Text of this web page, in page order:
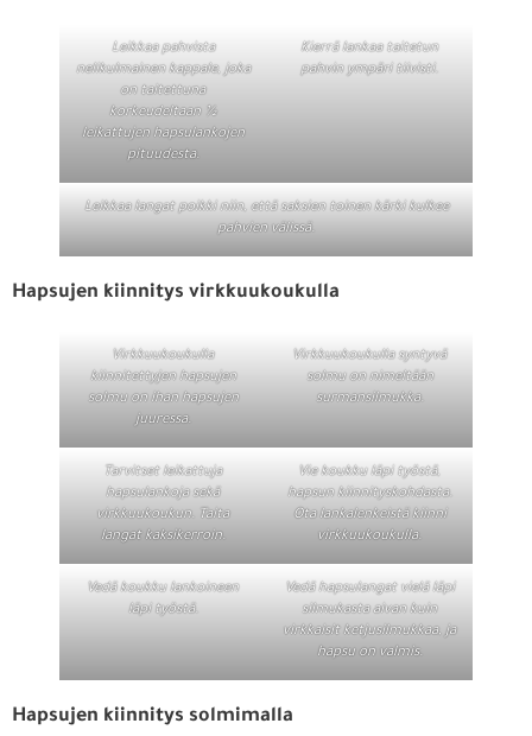
Leikkaa pahvista
nelikulmainen kappale, joka
on taitettuna
korkeudeltaan ½
leikattujen hapsulankojen
pituudesta.
Kierrä lankaa taitetun
pahvin ympäri tiivisti.
Leikkaa langat poikki niin, että saksien toinen kärki kulkee
pahvien välissä.
Hapsujen kiinnitys virkkuukoukulla
Virkkuukoukulla
kiinnitettyjen hapsujen
solmu on ihan hapsujen
juuressa.
Virkkuukoukulla syntyvä
solmu on nimeltään
surmansilmukka.
Tarvitset leikattuja
hapsulankoja sekä
virkkuukoukun. Taita
langat kaksikerroin.
Vie koukku läpi työstä,
hapsun kiinnityskohdasta.
Ota lankalenkeistä kiinni
virkkuukoukulla.
Vedä koukku lankoineen
läpi työstä.
Vedä hapsulangat vielä läpi
silmukasta aivan kuin
virkkaisit ketjusilmukkaa, ja
hapsu on valmis.
Hapsujen kiinnitys solmimalla